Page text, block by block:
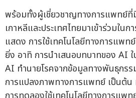
พร้อมทั้งผู้เชี่ยวชาญทางการแพทย์ที่
เกาหลีและประเทศไทยมาเข้าร่วมใน
แสดง การใช้เทคโนโลยีทางการแพท
ยิ่ง อาทิ การนำเสนอบทบาทของ AI ใ
AI ทำนายโรคจากข้อมูลทางพันธุกรร
การแปลงภาพทางการแพทย์ เป็นต้น